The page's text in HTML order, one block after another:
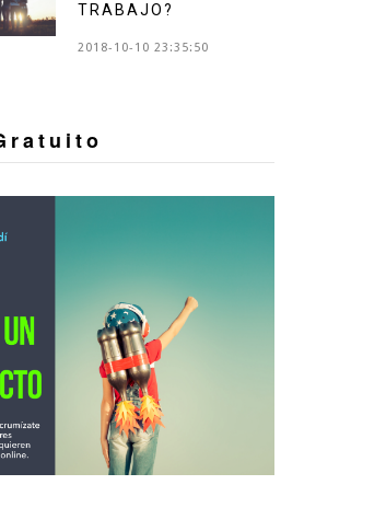
TRABAJO?
2018-10-10 23:35:50